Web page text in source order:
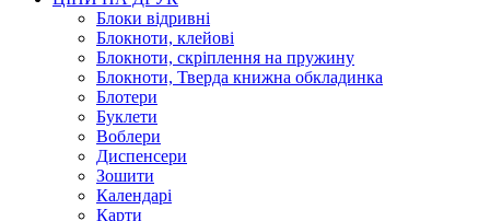
Блоки відривні
Блокноти, клейові
Блокноти, скріплення на пружину
Блокноти, Тверда книжна обкладинка
Блотери
Буклети
Воблери
Диспенсери
Зошити
Календарі
Карти